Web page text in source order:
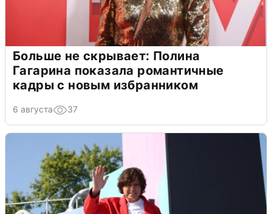
Больше не скрывает: Полина
Гагарина показала романтичные
кадры с новым избранником
6 августа 37